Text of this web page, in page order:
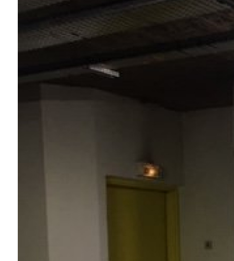
Alerte
vendus